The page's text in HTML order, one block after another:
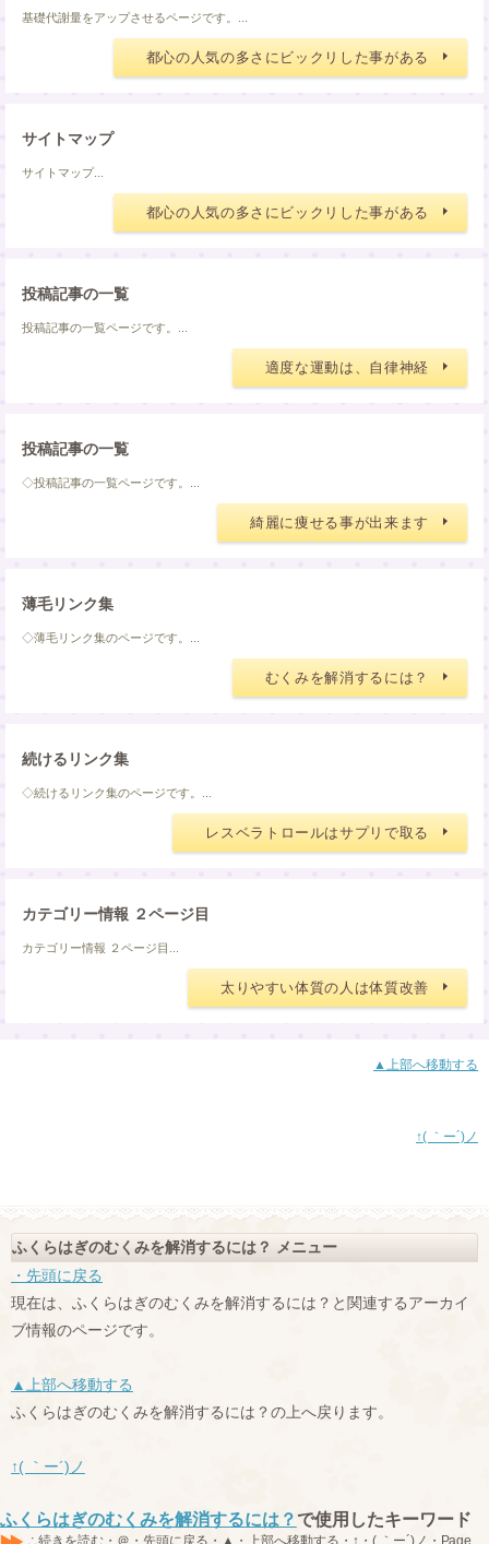
基礎代謝量をアップさせるページです。...
都心の人気の多さにビックリした事がある
サイトマップ
サイトマップ...
都心の人気の多さにビックリした事がある
投稿記事の一覧
投稿記事の一覧ページです。...
適度な運動は、自律神経
投稿記事の一覧
◇投稿記事の一覧ページです。...
綺麗に痩せる事が出来ます
薄毛リンク集
◇薄毛リンク集のページです。...
むくみを解消するには？
続けるリンク集
◇続けるリンク集のページです。...
レスベラトロールはサプリで取る
カテゴリー情報 ２ページ目
カテゴリー情報 ２ページ目...
太りやすい体質の人は体質改善
▲上部へ移動する
↑( ｀ー´)ノ
ふくらはぎのむくみを解消するには？ メニュー
・先頭に戻る
現在は、ふくらはぎのむくみを解消するには？と関連するアーカイ
ブ情報のページです。
▲上部へ移動する
ふくらはぎのむくみを解消するには？の上へ戻ります。
↑( ｀ー´)ノ
ふくらはぎのむくみを解消するには？で使用したキーワード
∴続きを読む・＠・先頭に戻る・▲・上部へ移動する・↑・( ｀ー´)ノ・Page